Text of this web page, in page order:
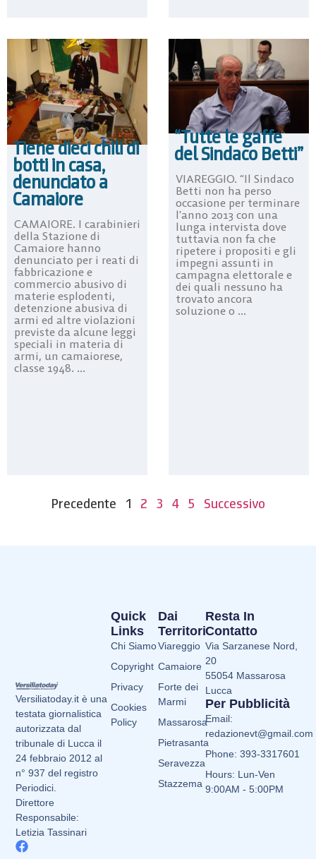
Tiene dieci chili di
botti in casa,
denunciato a
Camaiore
CAMAIORE. I carabinieri
della Stazione di
Camaiore hanno
denunciato per i reati di
fabbricazione e
commercio abusivo di
materie esplodenti,
detenzione abusiva di
armi ed altre violazioni
previste da alcune leggi
speciali in materia di
armi, un camaiorese,
classe 1948. ...
“Tutte le gaffe
del Sindaco Betti”
VIAREGGIO. “Il Sindaco
Betti non ha perso
occasione per terminare
l’anno 2013 con una
lunga intervista dove
tuttavia non fa che
ripetere i propositi e gli
impegni assunti in
campagna elettorale e
dei quali nessuno ha
trovato ancora
soluzione o ...
Precedente 1 2 3 4 5 Successivo
Versiliatoday.it è una
testata giornalistica
autorizzata dal
tribunale di Lucca il
24 febbraio 2012 al
n° 937 del registro
Periodici.
Direttore
Responsabile:
Letizia Tassinari
Dai
Territori
Viareggio
Camaiore
Forte dei
Marmi
Massarosa
Pietrasanta
Seravezza
Stazzema
Quick
Links
Chi Siamo
Copyright
Privacy
Cookies
Policy
Resta In
Contatto
Via Sarzanese Nord,
20
55054 Massarosa
Lucca
Per Pubblicità
Email:
redazionevt@gmail.com
Phone: 393-3317601
Hours: Lun-Ven
9:00AM - 5:00PM